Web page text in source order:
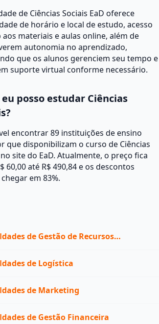
de Ciências Sociais EaD oferece
de horário e local de estudo, acesso
materiais e aulas online, além de
autonomia no aprendizado,
que os alunos gerenciem seu tempo e
suporte virtual conforme necessário.
posso estudar Ciências
encontrar 89 instituições de ensino
que disponibilizam o curso de Ciências
site do EaD. Atualmente, o preço fica
60,00 até R$ 490,84 e os descontos
em 83%.
de Gestão de Recursos
de Logística
de Marketing
de Gestão Financeira